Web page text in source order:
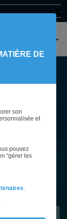
Le
DE
son
et
pouvez
"gérer les
.